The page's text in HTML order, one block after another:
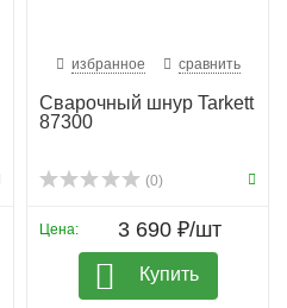
избранное сравнить
Сварочный шнур Tarkett
87300
(0)
Цена: 3 690 ₽/шт
Купить